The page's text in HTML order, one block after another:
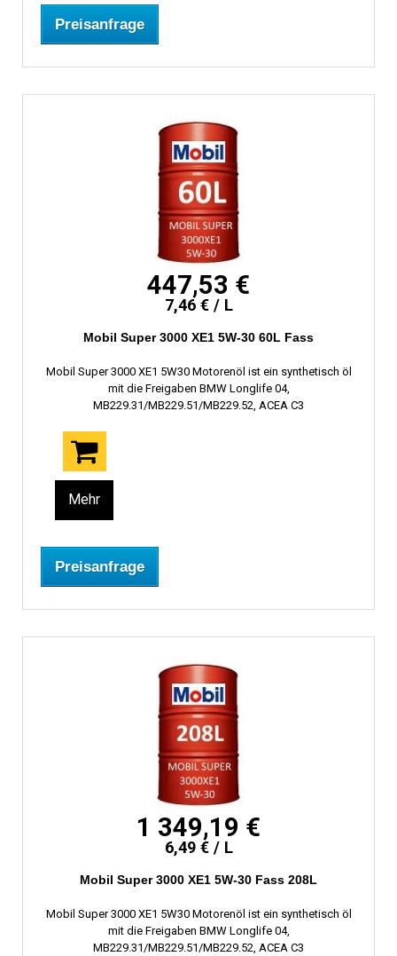
Preisanfrage
447,53 €
7,46 € / L
Mobil Super 3000 XE1 5W-30 60L Fass
Mobil Super 3000 XE1 5W30 Motorenöl ist ein synthetisch öl
mit die Freigaben BMW Longlife 04,
MB229.31/MB229.51/MB229.52, ACEA C3
Mehr
Preisanfrage
1 349,19 €
6,49 € / L
Mobil Super 3000 XE1 5W-30 Fass 208L
Mobil Super 3000 XE1 5W30 Motorenöl ist ein synthetisch öl
mit die Freigaben BMW Longlife 04,
MB229.31/MB229.51/MB229.52, ACEA C3